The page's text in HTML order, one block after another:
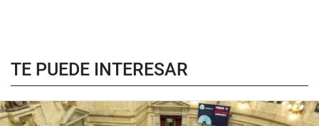
TE PUEDE INTERESAR